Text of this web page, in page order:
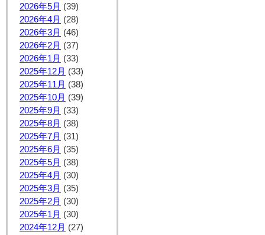
2026年5月 (39)
2026年4月 (28)
2026年3月 (46)
2026年2月 (37)
2026年1月 (33)
2025年12月 (33)
2025年11月 (38)
2025年10月 (39)
2025年9月 (33)
2025年8月 (38)
2025年7月 (31)
2025年6月 (35)
2025年5月 (38)
2025年4月 (30)
2025年3月 (35)
2025年2月 (30)
2025年1月 (30)
2024年12月 (27)